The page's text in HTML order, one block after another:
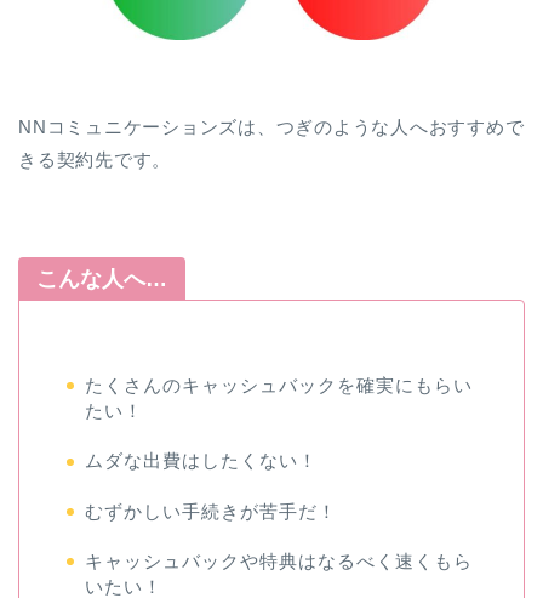
NNコミュニケーションズは、つぎのような人へおすすめで
きる契約先です。
こんな人へ…
たくさんのキャッシュバックを確実にもらい
たい！
ムダな出費はしたくない！
むずかしい手続きが苦手だ！
キャッシュバックや特典はなるべく速くもら
いたい！